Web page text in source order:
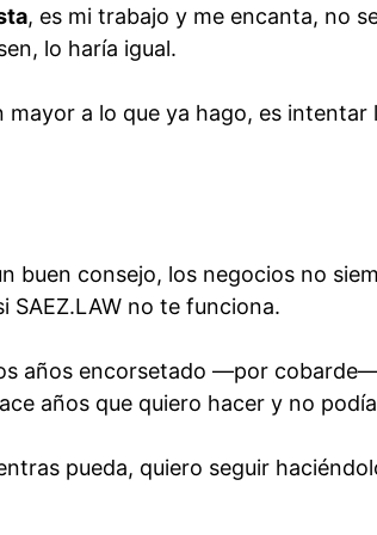
, es mi trabajo y me encanta, no
lo haría igual.
mayor a lo que ya hago, es intentar
buen consejo, los negocios no
SAEZ.LAW no te funciona.
años encorsetado —por
años que quiero hacer y no
pueda, quiero seguir